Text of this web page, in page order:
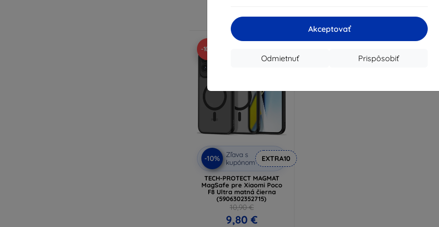
Akceptovať
Prispôsobiť
Odmietnuť
-10%
-10%
Zľava s
kupónom
EXTRA10
TECH-PROTECT MAGMAT
MagSafe pre Xiaomi Poco
F8 Ultra matná čierna
(5906302352715)
10,90 €
9,80 €